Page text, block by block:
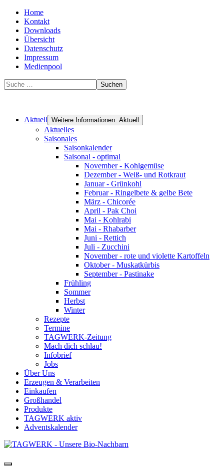
Home
Kontakt
Downloads
Übersicht
Datenschutz
Impressum
Medienpool
Suchen
Aktuell Weitere Informationen: Aktuell
Aktuelles
Saisonales
Saisonkalender
Saisonal - optimal
November - Kohlgemüse
Dezember - Weiß- und Rotkraut
Januar - Grünkohl
Februar - Ringelbete & gelbe Bete
März - Chicorée
April - Pak Choi
Mai - Kohlrabi
Mai - Rhabarber
Juni - Rettich
Juli - Zucchini
November - rote und violette Kartoffeln
Oktober - Muskatkürbis
September - Pastinake
Frühling
Sommer
Herbst
Winter
Rezepte
Termine
TAGWERK-Zeitung
Mach dich schlau!
Infobrief
Jobs
Über Uns
Erzeugen & Verarbeiten
Einkaufen
Großhandel
Produkte
TAGWERK aktiv
Adventskalender